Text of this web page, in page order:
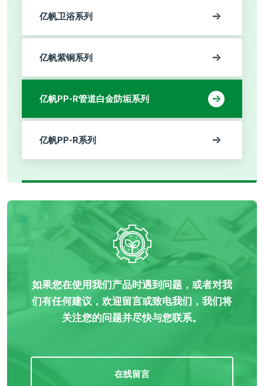
亿帆卫浴系列
亿帆紫铜系列
亿帆PP-R管道白金防垢系列
亿帆PP-R系列
如果您在使用我们产品时遇到问题，或者对我
们有任何建议，欢迎留言或致电我们，我们将
关注您的问题并尽快与您联系。
在线留言